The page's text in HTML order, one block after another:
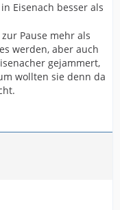
Eisenach besser als
Pause mehr als
werden, aber auch
gejammert,
wollten sie denn da